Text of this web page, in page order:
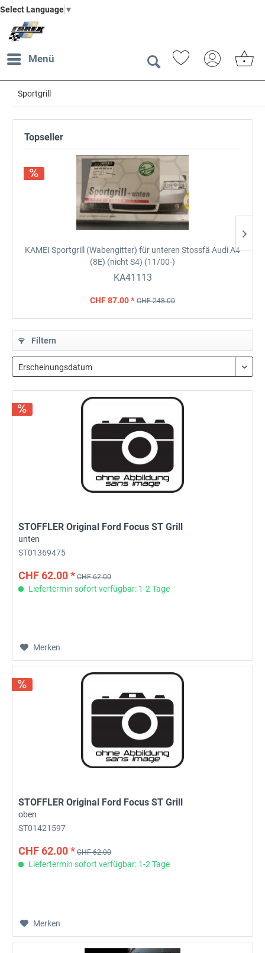
Select Language ▼
Menü
Sportgrill
Topseller
KAMEI Sportgrill (Wabengitter) für unteren Stossfä Audi A4
(8E) (nicht S4) (11/00-)
KA41113
CHF 87.00 * CHF 248.00
Filtern
STOFFLER Original Ford Focus ST Grill
unten
ST01369475
CHF 62.00 * CHF 62.00
Liefertermin sofort verfügbar: 1-2 Tage
Merken
STOFFLER Original Ford Focus ST Grill
oben
ST01421597
CHF 62.00 * CHF 62.00
Liefertermin sofort verfügbar: 1-2 Tage
Merken